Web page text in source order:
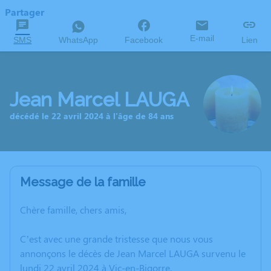
Partager
SMS WhatsApp Facebook E-mail Lien
Jean Marcel LAUGA
décédé le 22 avril 2024 à l'âge de 84 ans
Message de la famille
Chère famille, chers amis,
C’est avec une grande tristesse que nous vous
annonçons le décès de Jean Marcel LAUGA survenu le
lundi 22 avril 2024 à Vic-en-Bigorre.